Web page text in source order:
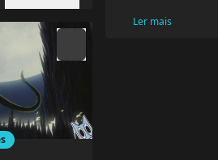
Ler mais